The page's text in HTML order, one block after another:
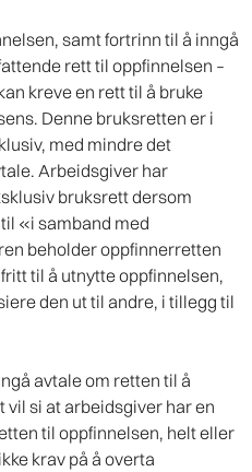
samt fortrinn til å inngå
rett til oppfinnelsen –
kreve en rett til å bruke
Denne bruksretten er i
med mindre det
Arbeidsgiver har
bruksrett dersom
«i samband med
beholder oppfinnerretten
til å utnytte oppfinnelsen,
den ut til andre, i tillegg til
avtale om retten til å
vil si at arbeidsgiver har en
til oppfinnelsen, helt eller
krav på å overta